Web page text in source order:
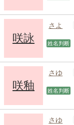
咲詠
さよ
姓名判断
咲釉
さゆ
姓名判断
さゆ